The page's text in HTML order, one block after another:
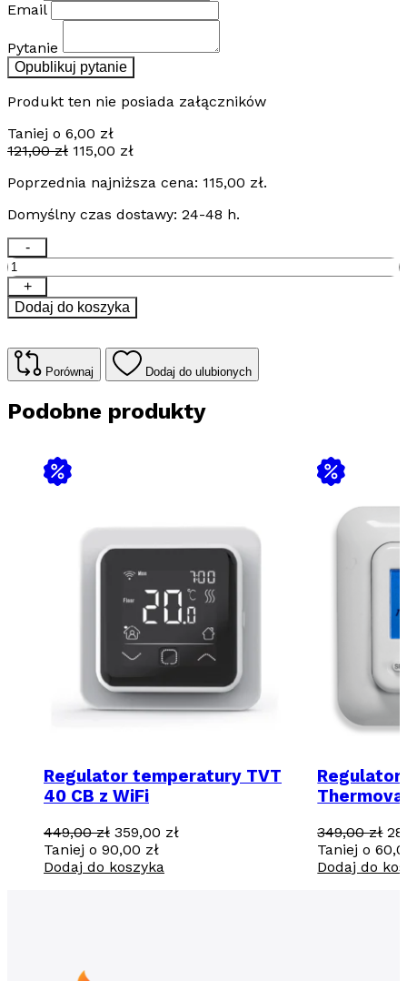
Email
Pytanie
Opublikuj pytanie
Produkt ten nie posiada załączników
Taniej o 6,00 zł
121,00zł Pierwotna
wynosiła:
115,00 złAktualna
wynosi:
Poprzednia najniższa cena: 115,00 zł.
Domyślny czas dostawy: 24-48 h.
ilość
Regulator
temperatury
TVM05
-
+
Dodaj do koszyka
Porównaj Dodaj do ulubionych
Podobne produkty
Regulator temperatury TVT
40 CB z WiFi
449,00zł Pierwotna
cena
wynosiła:
359,00 złAktualna
Taniej o 90,00 zł
Dodaj do koszyka
349,00zł
Taniej o
Dodaj do